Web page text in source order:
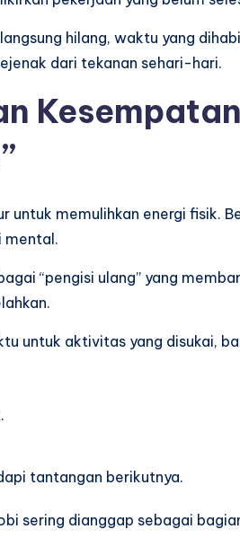
hilang, waktu yang
dari tekanan sehari-hari.
untuk memulihkan energi fisik.
mental.
“pengisi ulang” yang
untuk aktivitas yang disukai,
tantangan berikutnya.
sering dianggap sebagai